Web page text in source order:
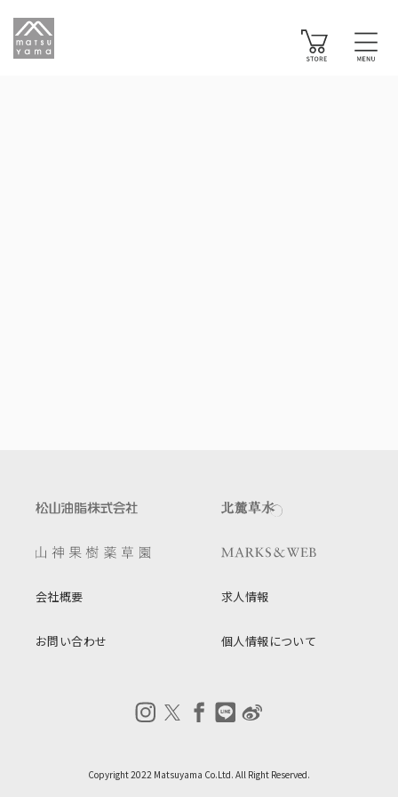
会社概要 求人情報
お問い合わせ 個人情報について
Copyright 2022 Matsuyama Co.Ltd. All Right Reserved.